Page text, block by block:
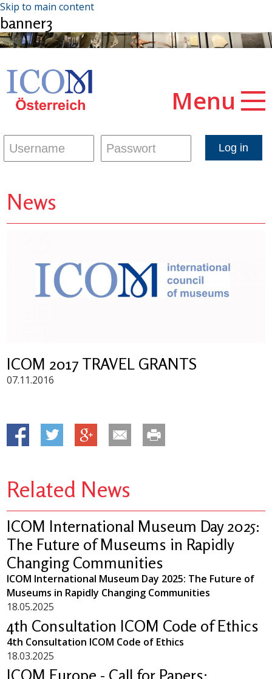
Skip to main content
banner3
Menu
News
ICOM 2017 TRAVEL GRANTS
07.11.2016
Related News
ICOM International Museum Day 2025:
The Future of Museums in Rapidly
Changing Communities
ICOM International Museum Day 2025: The Future of
Museums in Rapidly Changing Communities
18.05.2025
4th Consultation ICOM Code of Ethics
4th Consultation ICOM Code of Ethics
18.03.2025
ICOM Europe - Call for Papers: